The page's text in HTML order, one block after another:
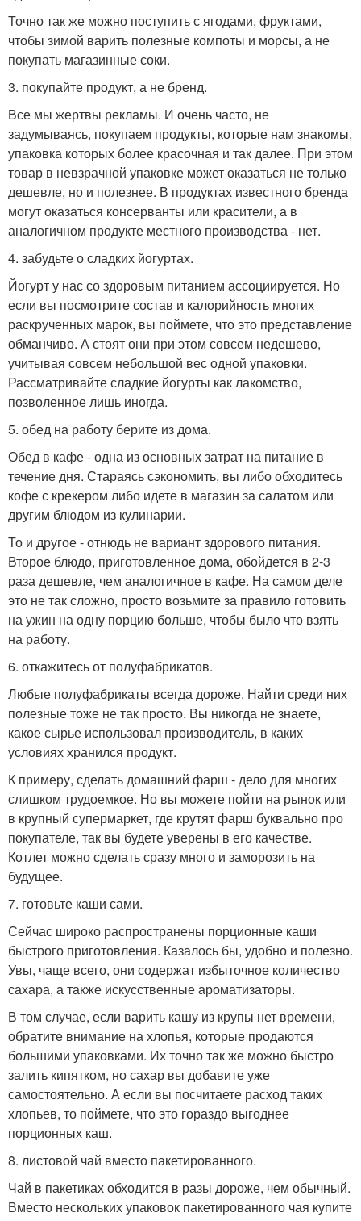
Точно так же можно поступить с ягодами, фруктами,
чтобы зимой варить полезные компоты и морсы, а не
покупать магазинные соки.
3. покупайте продукт, а не бренд.
Все мы жертвы рекламы. И очень часто, не
задумываясь, покупаем продукты, которые нам знакомы,
упаковка которых более красочная и так далее. При этом
товар в невзрачной упаковке может оказаться не только
дешевле, но и полезнее. В продуктах известного бренда
могут оказаться консерванты или красители, а в
аналогичном продукте местного производства - нет.
4. забудьте о сладких йогуртах.
Йогурт у нас со здоровым питанием ассоциируется. Но
если вы посмотрите состав и калорийность многих
раскрученных марок, вы поймете, что это представление
обманчиво. А стоят они при этом совсем недешево,
учитывая совсем небольшой вес одной упаковки.
Рассматривайте сладкие йогурты как лакомство,
позволенное лишь иногда.
5. обед на работу берите из дома.
Обед в кафе - одна из основных затрат на питание в
течение дня. Стараясь сэкономить, вы либо обходитесь
кофе с крекером либо идете в магазин за салатом или
другим блюдом из кулинарии.
То и другое - отнюдь не вариант здорового питания.
Второе блюдо, приготовленное дома, обойдется в 2-3
раза дешевле, чем аналогичное в кафе. На самом деле
это не так сложно, просто возьмите за правило готовить
на ужин на одну порцию больше, чтобы было что взять
на работу.
6. откажитесь от полуфабрикатов.
Любые полуфабрикаты всегда дороже. Найти среди них
полезные тоже не так просто. Вы никогда не знаете,
какое сырье использовал производитель, в каких
условиях хранился продукт.
К примеру, сделать домашний фарш - дело для многих
слишком трудоемкое. Но вы можете пойти на рынок или
в крупный супермаркет, где крутят фарш буквально про
покупателе, так вы будете уверены в его качестве.
Котлет можно сделать сразу много и заморозить на
будущее.
7. готовьте каши сами.
Сейчас широко распространены порционные каши
быстрого приготовления. Казалось бы, удобно и полезно.
Увы, чаще всего, они содержат избыточное количество
сахара, а также искусственные ароматизаторы.
В том случае, если варить кашу из крупы нет времени,
обратите внимание на хлопья, которые продаются
большими упаковками. Их точно так же можно быстро
залить кипятком, но сахар вы добавите уже
самостоятельно. А если вы посчитаете расход таких
хлопьев, то поймете, что это гораздо выгоднее
порционных каш.
8. листовой чай вместо пакетированного.
Чай в пакетиках обходится в разы дороже, чем обычный.
Вместо нескольких упаковок пакетированного чая купите